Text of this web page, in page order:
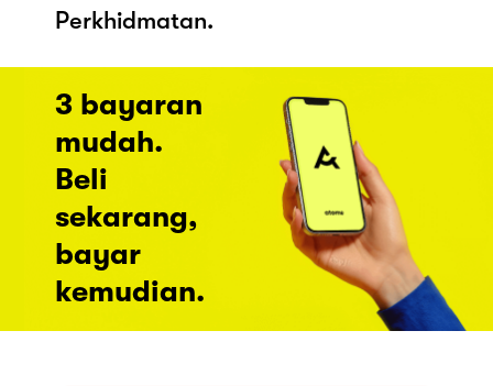
Perkhidmatan.
3 bayaran
mudah.
Beli
sekarang,
bayar
kemudian.